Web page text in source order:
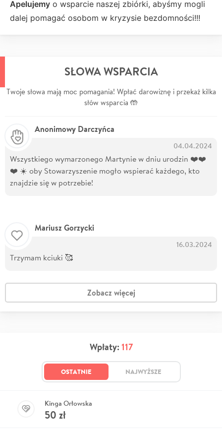
Apelujemy o wsparcie naszej zbiórki, abyśmy mogli
dalej pomagać osobom w kryzysie bezdomności!!!
SŁOWA WSPARCIA
Twoje słowa mają moc pomagania! Wpłać darowiznę i przekaż kilka
słów wsparcia 🤲
Anonimowy Darczyńca
04.04.2024
Wszystkiego wymarzonego Martynie w dniu urodzin ❤️❤️
❤️ ☀️ oby Stowarzyszenie mogło wspierać każdego, kto
znajdzie się w potrzebie!
Mariusz Gorzycki
16.03.2024
Trzymam kciuki 🥰
Zobacz więcej
Wpłaty: 117
OSTATNIE NAJWYŻSZE
Kinga Orłowska
50 zł